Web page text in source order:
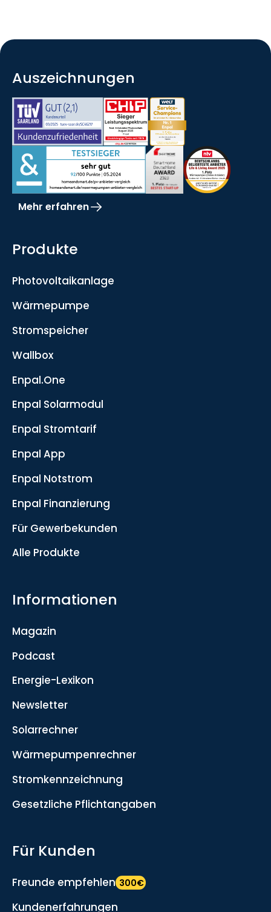
Auszeichnungen
Mehr erfahren
Produkte
Photovoltaikanlage
Wärmepumpe
Stromspeicher
Wallbox
Enpal.One
Enpal Solarmodul
Enpal Stromtarif
Enpal App
Enpal Notstrom
Enpal Finanzierung
Für Gewerbekunden
Alle Produkte
Informationen
Magazin
Podcast
Energie-Lexikon
Newsletter
Solarrechner
Wärmepumpenrechner
Stromkennzeichnung
Gesetzliche Pflichtangaben
Für Kunden
Freunde empfehlen 300€
Kundenerfahrungen